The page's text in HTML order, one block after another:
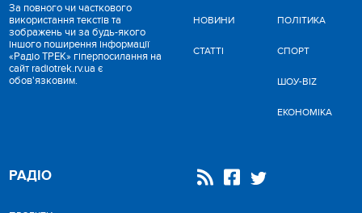
За повного чи часткового
використання текстів та
зображень чи за будь-якого
іншого поширення інформації
«Радіо ТРЕК» гіперпосилання на
сайт radiotrek.rv.ua є
обов'язковим.
НОВИНИ
СТАТТІ
ПОЛІТИКА
СПОРТ
ШОУ-BIZ
ЕКОНОМІКА
РАДІО